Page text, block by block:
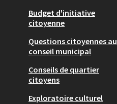
Budget d'initiative
citoyenne
Questions citoyennes au
conseil municipal
Conseils de quartier
citoyens
Exploratoire culturel